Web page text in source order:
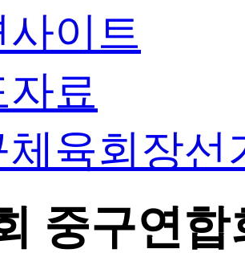
사이트
자료
체육회장선
중구연